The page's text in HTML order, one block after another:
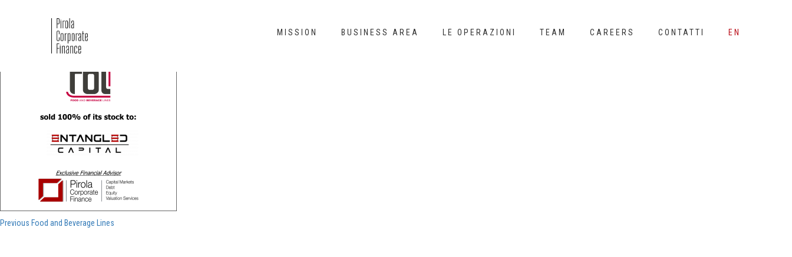
MISSION BUSINESS AREA LE OPERAZIONI TEAM CAREERS CONTATTI EN
Food and Beverage
Navigazione
Previous Previous
Food and Beverage Lines